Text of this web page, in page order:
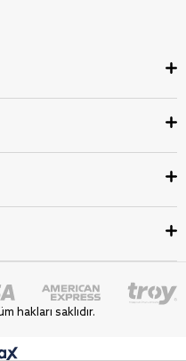
hakları saklıdır.